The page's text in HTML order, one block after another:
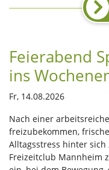
Feierabend
ins
Fr, 14.08.2026
Nach einer
freizubekommen,
Alltagsstress hinter
Freizeitclub Mannheim